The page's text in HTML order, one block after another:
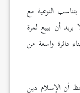
النوعية مع
أن يبيع لمرة
دائرة واسعة من
أن الإسلام دين